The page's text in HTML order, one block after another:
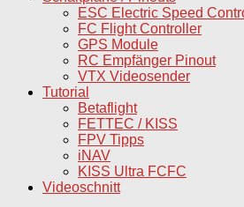
ESC Electric Speed
FC Flight Controller
GPS Module
RC Empfänger Pinout
VTX Videosender
Tutorial
Betaflight
FETTEC / KISS
FPV Tipps
iNAV
KISS Ultra FCFC
Videoschnitt